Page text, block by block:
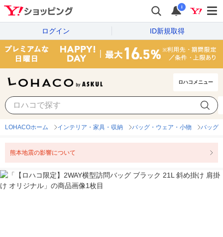
i
ログイン ID新規取得
ロハコメニュー
LOHACOホーム インテリア・家具・収納 バッグ・ウェア・小物 バッグ
熊本地震の影響について